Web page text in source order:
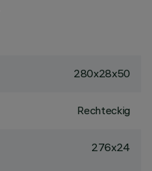
280x28x50
Rechteckig
276x24